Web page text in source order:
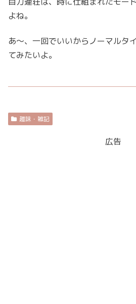
よね。
あ～、一回でいいからノーマルタ
てみたいよ。
趣味・雑記
広告